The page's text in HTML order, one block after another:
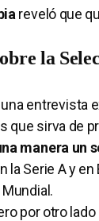
reveló que
la
entrevista
sirva de
manera un
Serie A y
por otro